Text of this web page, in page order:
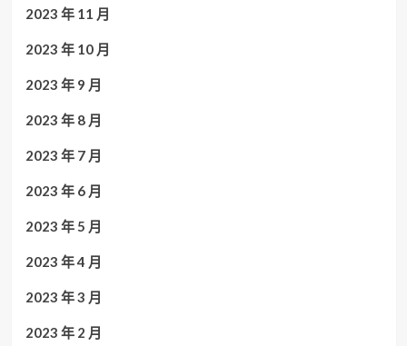
2023 年 11 月
2023 年 10 月
2023 年 9 月
2023 年 8 月
2023 年 7 月
2023 年 6 月
2023 年 5 月
2023 年 4 月
2023 年 3 月
2023 年 2 月